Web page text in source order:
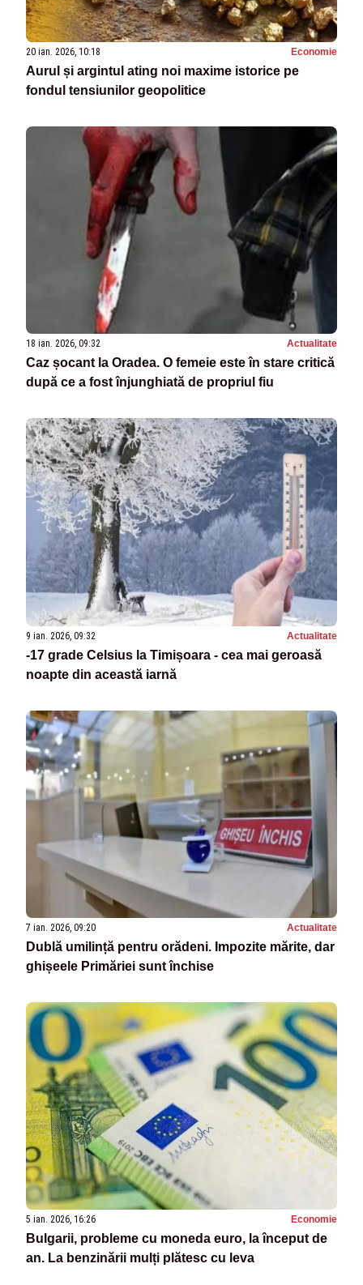
20 ian. 2026, 10:18 Economie
Aurul și argintul ating noi maxime istorice pe
fondul tensiunilor geopolitice
18 ian. 2026, 09:32 Actualitate
Caz șocant la Oradea. O femeie este în stare critică
după ce a fost înjunghiată de propriul fiu
9 ian. 2026, 09:32 Actualitate
-17 grade Celsius la Timișoara - cea mai geroasă
noapte din această iarnă
7 ian. 2026, 09:20 Actualitate
Dublă umilință pentru orădeni. Impozite mărite, dar
ghișeele Primăriei sunt închise
5 ian. 2026, 16:26 Economie
Bulgarii, probleme cu moneda euro, la început de
an. La benzinării mulți plătesc cu leva